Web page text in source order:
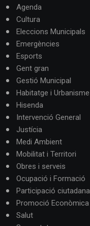
Agenda
Cultura
Eleccions Municipals
Emergències
Esports
Gent gran
Gestió Municipal
Habitatge i Urbanisme
Hisenda
Intervenció General
Justícia
Medi Ambient
Mobilitat i Territori
Obres i serveis
Ocupació i Formació
Participació ciutadana
Promoció Econòmica
Salut